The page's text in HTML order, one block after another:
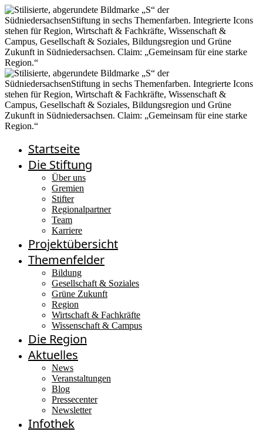
Startseite
Die Stiftung
Über uns
Gremien
Stifter
Regionalpartner
Team
Karriere
Projektübersicht
Themenfelder
Bildung
Gesellschaft & Soziales
Grüne Zukunft
Region
Wirtschaft & Fachkräfte
Wissenschaft & Campus
Die Region
Aktuelles
News
Veranstaltungen
Blog
Pressecenter
Newsletter
Infothek